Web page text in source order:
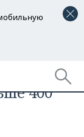
400